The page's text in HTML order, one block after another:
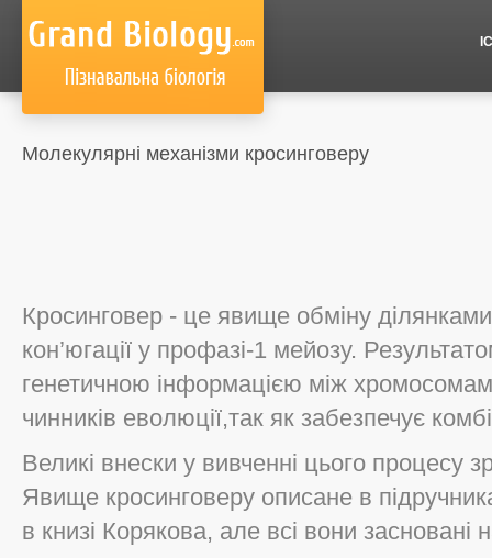
Молекулярні механізми кросинговеру
Кросинговер - це явище обміну
кон’югації у профазі-1 мейозу.
генетичною інформацією між
чинників еволюції,так як забезпечує
Великі внески у вивченні цього
Явище кросинговеру описане в
в книзі Корякова, але всі вони засновані